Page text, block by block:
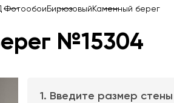
ФотообоиБирюзовыйКаменный берег
№15304
1. Введите размер стены